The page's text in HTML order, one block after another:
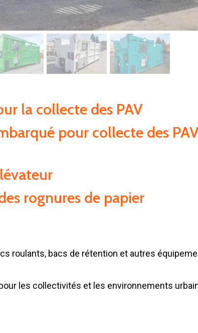
la collecte des PAV
pour collecte des
rognures de papier
roulants, bacs de rétention et autres
les collectivités et les environnements